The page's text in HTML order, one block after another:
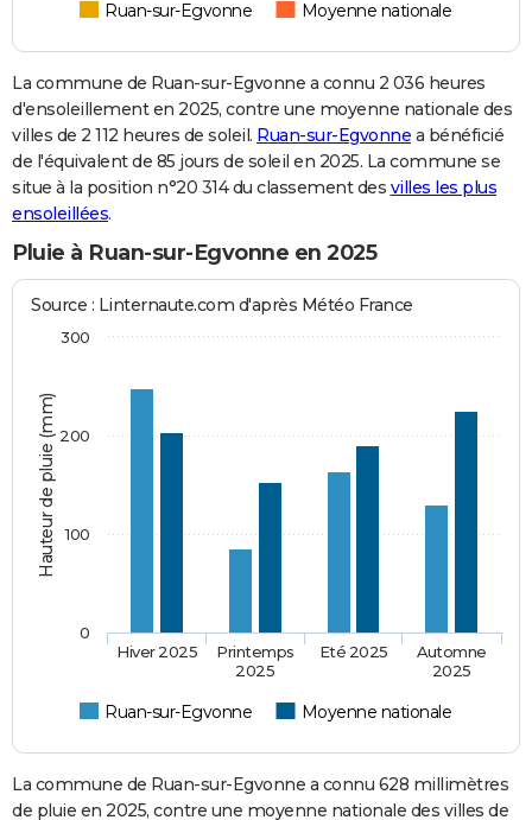
Ruan-sur-Egvonne Moyenne nationale
La commune de Ruan-sur-Egvonne a connu 2 036 heures
d'ensoleillement en 2025, contre une moyenne nationale des
villes de 2 112 heures de soleil. Ruan-sur-Egvonne a bénéficié
de l'équivalent de 85 jours de soleil en 2025. La commune se
situe à la position n°20 314 du classement des villes les plus
ensoleillées.
Pluie à Ruan-sur-Egvonne en 2025
Hauteur de pluie (mm)
Source : Linternaute.com d'après Météo France
Ruan-sur-Egvonne Moyenne nationale
Hiver 2025
Printemps
2025
Eté 2025
Automne
2025
0
100
200
300
La commune de Ruan-sur-Egvonne a connu 628 millimètres
de pluie en 2025, contre une moyenne nationale des villes de